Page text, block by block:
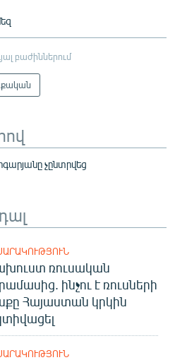
բաժիններում
չընտրվեց
ռուսական
ինչու է ռուսների
Հայաստան կրկին